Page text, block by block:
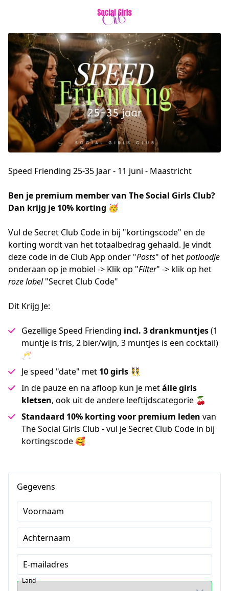
Speed Friending 25-35 Jaar - 11 juni - Maastricht
Ben je premium member van The Social Girls Club?
Dan krijg je 10% korting 🥳
Vul de Secret Club Code in bij "kortingscode" en de
korting wordt van het totaalbedrag gehaald. Je vindt
deze code in de Club App onder "Posts" of het potloodje
onderaan op je mobiel -> Klik op "Filter
roze label "Secret Club Code"
Dit Krijg Je:
Gezellige Speed Friending incl. 3 drankmuntjes(1
muntje is fris, 2 bier/wijn, 3 muntjes is een cocktail)
🥂
Je speed "date" met 10 girls 👯
In de pauze en na afloop kun je metálle girls
kletsen, ook uit de andere leeftijdscategorie 🍒
Standaard 10% korting voor premium leden van
The Social Girls Club - vul je Secret Club Code in bij
kortingscode 🥰
Gegevens
Voornaam
Achternaam
E-mailadres
Land